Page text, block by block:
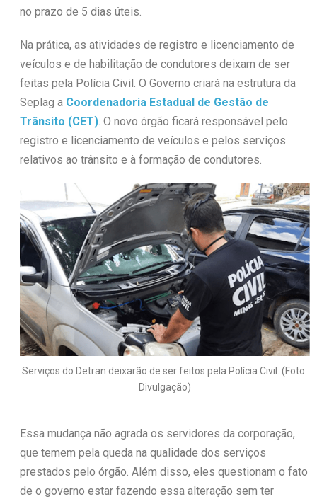
no prazo de 5 dias úteis.
Na prática, as atividades de registro e licenciamento de
veículos e de habilitação de condutores deixam de ser
feitas pela Polícia Civil. O Governo criará na estrutura da
Seplag aCoordenadoria Estadual de Gestão de
Trânsito (CET). O novo órgão ficará responsável pelo
registro e licenciamento de veículos e pelos serviços
relativos ao trânsito e à formação de condutores.
Serviços do Detran deixarão de ser feitos pela Polícia Civil. (Foto:
Divulgação)
Essa mudança não agrada os servidores da corporação,
que temem pela queda na qualidade dos serviços
prestados pelo órgão. Além disso, eles questionam o fato
de o governo estar fazendo essa alteração sem ter